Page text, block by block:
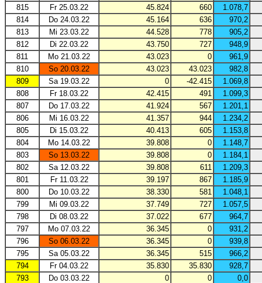
815 Fr 25.03.22 45.824 660
1.078,7
814
Do 24.03.22 45.164 636
970,2
813
Mi 23.03.22 44.528 778
905,2
812
Di 22.03.22 43.750 727
948,9
811
Mo 21.03.22 43.023 0
961,9
810
So 20.03.22 43.023 43.023
982,8
809
Sa 19.03.22 0 -42.415
1.069,8
808
Fr 18.03.22 42.415 491
1.099,3
807
Do 17.03.22 41.924 567
1.201,1
806
Mi 16.03.22 41.357 944
1.234,2
805
Di 15.03.22 40.413 605
1.153,8
804
Mo 14.03.22 39.808 0
1.148,7
803
So 13.03.22 39.808 0
1.184,1
802
Sa 12.03.22 39.808 611
1.209,3
801
Fr 11.03.22 39.197 867
1.185,9
800
Do 10.03.22 38.330 581
1.048,1
799
Mi 09.03.22 37.749 727
1.057,5
798
Di 08.03.22 37.022 677
964,7
797
Mo 07.03.22 36.345 0
931,2
796
So 06.03.22 36.345 0
939,8
795
Sa 05.03.22 36.345 515
966,2
794
Fr 04.03.22 35.830 35.830
928,7
793
Do 03.03.22 0 0
0,0